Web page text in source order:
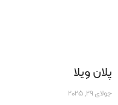
پلان ويلا
جولای 29, 2025